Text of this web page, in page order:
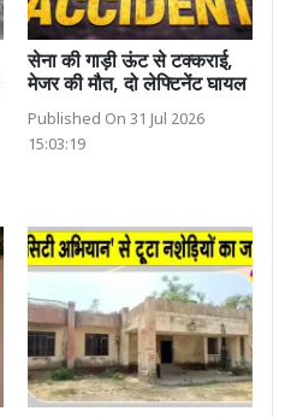
सेना की गाड़ी ऊंट से टक्कराई,
मेजर की मौत, दो लेफ्टिनेंट घायल
Published On 31 Jul 2026
15:03:19